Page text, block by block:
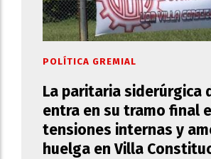
La paritaria siderúrgica
entra en su tramo final
tensiones internas y
huelga en Villa
POLÍTICA GREMIAL